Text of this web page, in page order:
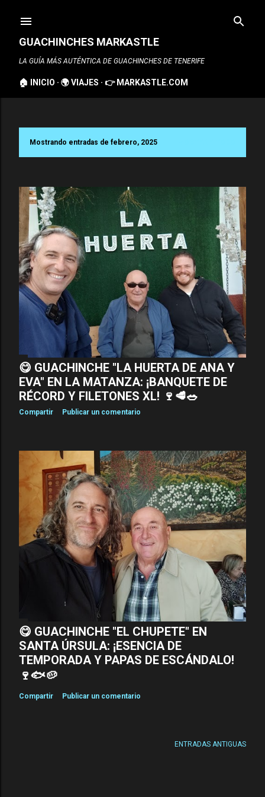
GUACHINCHES MARKASTLE
LA GUÍA MÁS AUTÉNTICA DE GUACHINCHES DE TENERIFE
🏠 INICIO 🌍 VIAJES 👉 MARKASTLE.COM
E
t
r
a
d
a
s
Mostrando entradas de febrero, 2025
😋 GUACHINCHE "LA HUERTA DE ANA Y
EVA" EN LA MATANZA: ¡BANQUETE DE
RÉCORD Y FILETONES XL! 🍷🥩🥗
Compartir Publicar un comentario
😋 GUACHINCHE "EL CHUPETE" EN
SANTA ÚRSULA: ¡ESENCIA DE
TEMPORADA Y PAPAS DE ESCÁNDALO!
🍷🐟🥔
Compartir Publicar un comentario
ENTRADAS ANTIGUAS